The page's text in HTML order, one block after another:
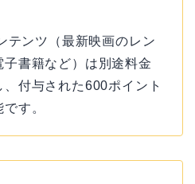
テンツ（最新映画のレン
書籍など）は別途料金
付与された600ポイント
す。